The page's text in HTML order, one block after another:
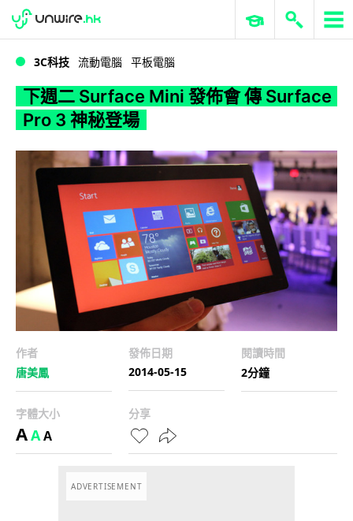
WWDC 2026 ERP 與商業 AI
3C科技 流動電腦 平板電腦
下週二 Surface Mini 發佈會 傳 Surface
Pro 3 神秘登場
作者
唐美鳳
發佈日期
2014-05-15
閱讀時間
2分鐘
字體大小
AAA
分享
ADVERTISEMENT